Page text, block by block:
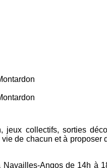
collectifs, sorties
de chacun et à proposer
Angos de 14h à